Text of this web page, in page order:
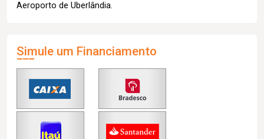
Aeroporto de Uberlândia.
Simule um Financiamento